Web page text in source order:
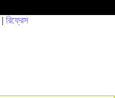
| রিফ্রেস